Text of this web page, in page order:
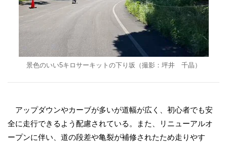
景色のいい5キロサーキットの下り坂（撮影：坪井 千晶）
アップダウンやカーブが多いが道幅が広く、初心者でも安
全に走行できるよう配慮されている。また、リニューアルオ
ープンに伴い、道の段差や亀裂が補修されたため走りやす